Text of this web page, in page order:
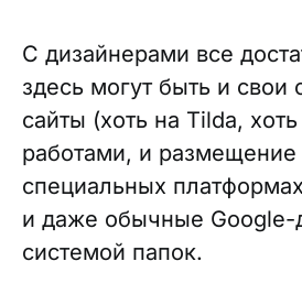
С дизайнерами все
здесь могут быть и свои
сайты (хоть на Tilda,
работами, и размещение
специальных
и даже обычные Google-
системой папок.